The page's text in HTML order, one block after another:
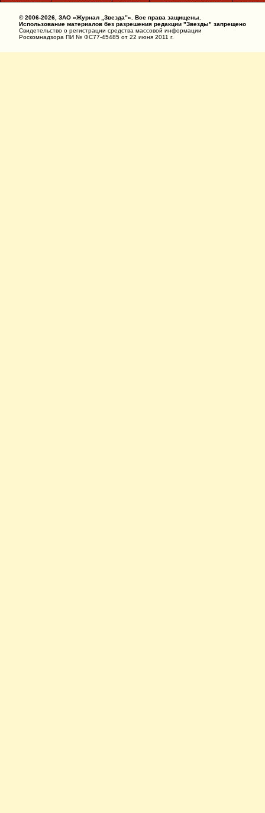
© 2006-2026, ЗАО «Журнал „Звезда”». Все права защищены.
Использование материалов без разрешения редакции "Звезды" запрещено
Свидетельство о регистрации средства массовой информации
Роскомнадзора ПИ № ФС77-45485 от 22 июня 2011 г.